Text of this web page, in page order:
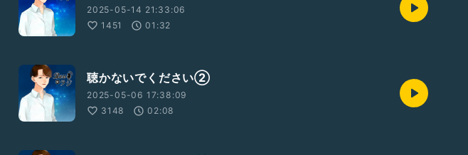
2025-05-14 21:33:06
1451
01:32
聴かないでください②
2025-05-06 17:38:09
3148
02:08